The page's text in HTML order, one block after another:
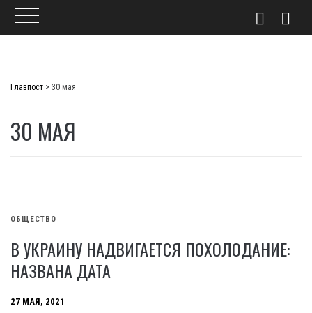
Главпост > 30 мая
30 МАЯ
ОБЩЕСТВО
В УКРАИНУ НАДВИГАЕТСЯ ПОХОЛОДАНИЕ:
НАЗВАНА ДАТА
27 МАЯ, 2021